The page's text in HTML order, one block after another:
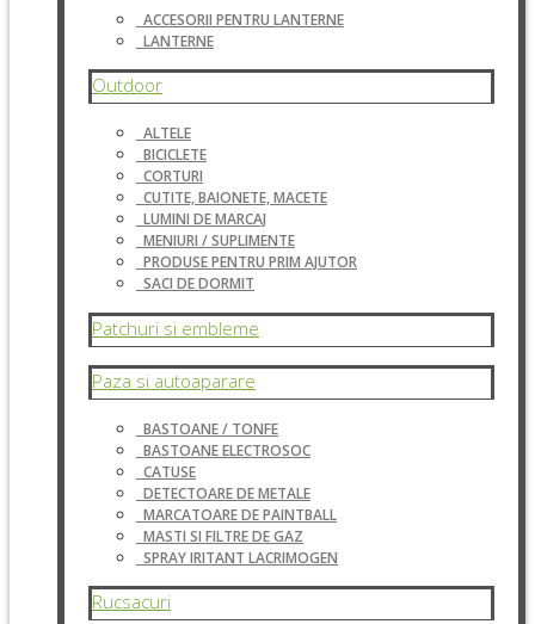
ACCESORII PENTRU LANTERNE
LANTERNE
Outdoor
ALTELE
BICICLETE
CORTURI
CUTITE, BAIONETE, MACETE
LUMINI DE MARCAJ
MENIURI / SUPLIMENTE
PRODUSE PENTRU PRIM AJUTOR
SACI DE DORMIT
Patchuri si embleme
Paza si autoaparare
BASTOANE / TONFE
BASTOANE ELECTROSOC
CATUSE
DETECTOARE DE METALE
MARCATOARE DE PAINTBALL
MASTI SI FILTRE DE GAZ
SPRAY IRITANT LACRIMOGEN
Rucsacuri